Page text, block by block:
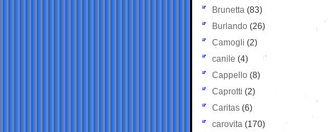
Brunetta (83)
Burlando (26)
Camogli (2)
canile (4)
Cappello (8)
Caprotti (2)
Caritas (6)
carovita (170)